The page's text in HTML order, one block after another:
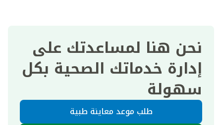
نحن هنا لمساعدتك على
إدارة خدماتك الصحية بكل
سهولة
طلب موعد معاينة طبية